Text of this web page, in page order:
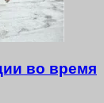
во время